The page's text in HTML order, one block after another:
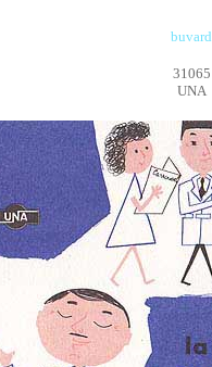
buvard
31065
UNA